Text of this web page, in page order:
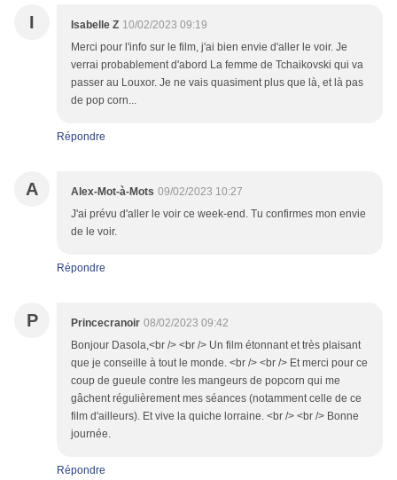
I Isabelle Z 10/02/2023 09:19
Merci pour l'info sur le film, j'ai bien envie d'aller le voir. Je
verrai probablement d'abord La femme de Tchaikovski qui va
passer au Louxor. Je ne vais quasiment plus que là, et là pas
de pop corn...
Répondre
A Alex-Mot-à-Mots 09/02/2023 10:27
J'ai prévu d'aller le voir ce week-end. Tu confirmes mon envie
de le voir.
Répondre
P Princecranoir 08/02/2023 09:42
Bonjour Dasola,<br /> <br /> Un film étonnant et très plaisant
que je conseille à tout le monde. <br /> <br /> Et merci pour ce
coup de gueule contre les mangeurs de popcorn qui me
gâchent régulièrement mes séances (notamment celle de ce
film d'ailleurs). Et vive la quiche lorraine. <br /> <br /> Bonne
journée.
Répondre